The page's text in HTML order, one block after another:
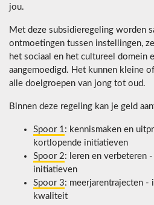
jou.
Met deze subsidieregeling worden
ontmoetingen tussen instellingen,
het sociaal en het cultureel domein
aangemoedigd. Het kunnen kleine
alle doelgroepen van jong tot oud.
Binnen deze regeling kan je geld
Spoor 1: kennismaken en
kortlopende initiatieven
Spoor 2: leren en verbeteren
initiatieven
Spoor 3: meerjarentrajecten -
kwaliteit